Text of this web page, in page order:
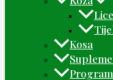
Lice
Kosa